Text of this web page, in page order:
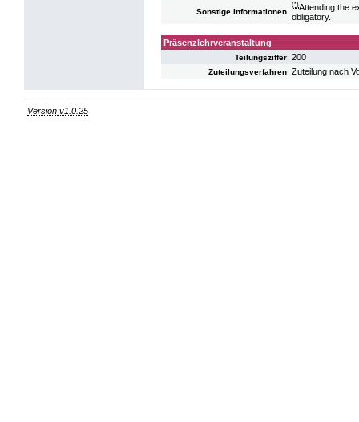
Sonstige Informationen
(*)Attending the
obligatory.
Präsenzlehrveranstaltung
Teilungsziffer 200
Zuteilungsverfahren Zuteilung nach
Version v1.0.25